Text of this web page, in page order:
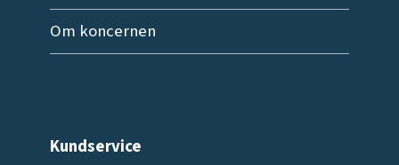
Om koncernen
Kundservice